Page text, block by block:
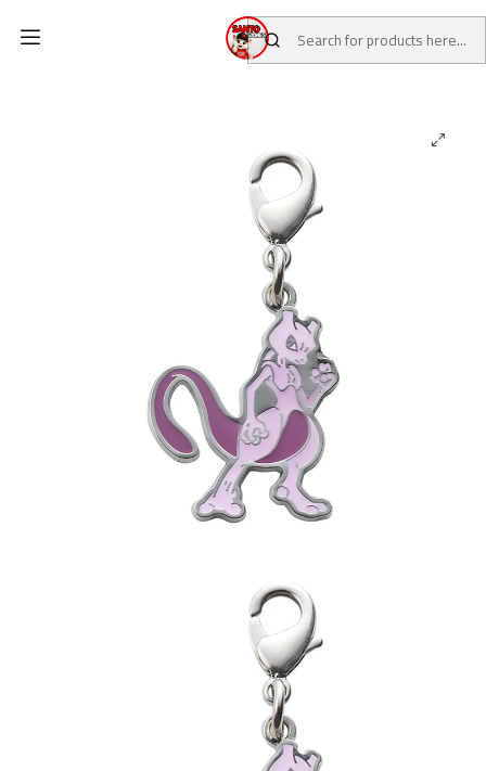
POKEMON CENTER
Pokémon Center Accessories / TCG
#0150 Mewtwo Dije Charm individual